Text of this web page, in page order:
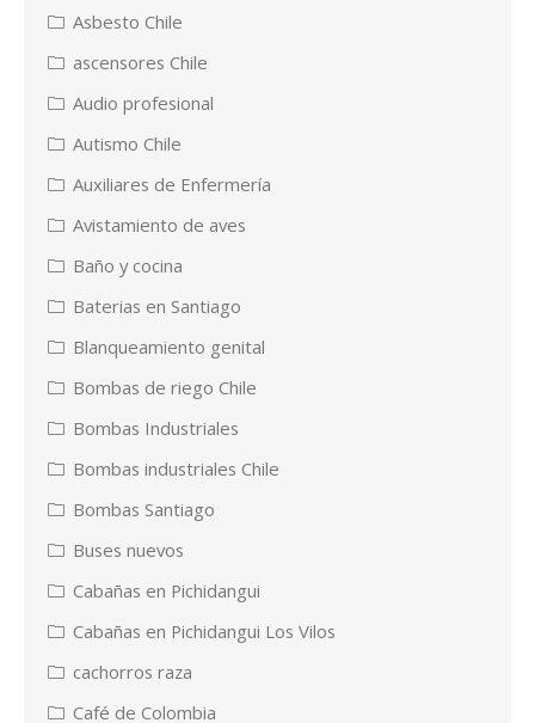
Asbesto Chile
ascensores Chile
Audio profesional
Autismo Chile
Auxiliares de Enfermería
Avistamiento de aves
Baño y cocina
Baterias en Santiago
Blanqueamiento genital
Bombas de riego Chile
Bombas Industriales
Bombas industriales Chile
Bombas Santiago
Buses nuevos
Cabañas en Pichidangui
Cabañas en Pichidangui Los Vilos
cachorros raza
Café de Colombia